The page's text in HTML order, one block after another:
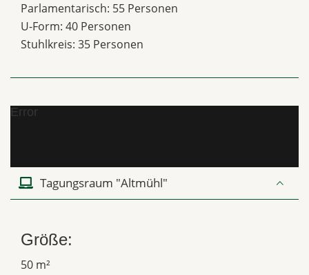
Parlamentarisch: 55 Personen
U-Form: 40 Personen
Stuhlkreis: 35 Personen
Error
Tagungsraum "Altmühl"
Größe:
50 m²